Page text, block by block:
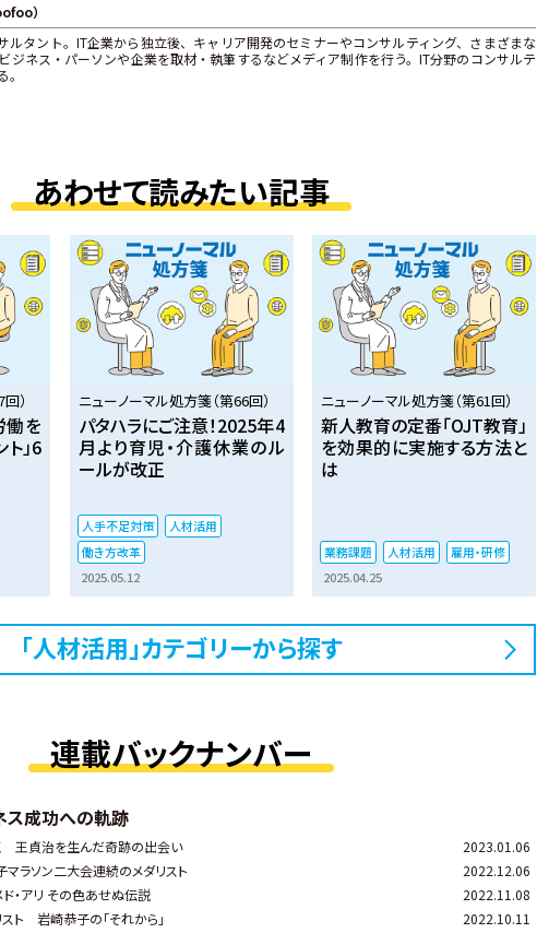
）
ルタント。IT企業から独立後、キャリア開発のセミナーやコンサルティング、さまざまな
ジネス・パーソンや企業を取材・執筆するなどメディア制作を行う。IT分野のコンサルテ
あわせて読みたい記事
）
働を
」6
ニューノーマル処方箋（第66回）
パタハラにご注意！2025年4
月より育児・介護休業のル
ールが改正
人手不足対策
人材活用
働き方改革
2025.05.12
ニューノーマル処方箋（第61回）
新人教育の定番「OJT教育」
を効果的に実施する方法と
は
業務課題 人材活用
雇用・研修
2025.04.25
「人材活用」カテゴリーから探す
連載バックナンバー
ス成功への軌跡
王貞治を生んだ奇跡の出会い
2023.01.06
ラソン二大会連続のメダリスト
2022.12.06
・アリ その色あせぬ伝説
2022.11.08
ト 岩崎恭子の「それから」
2022.10.11